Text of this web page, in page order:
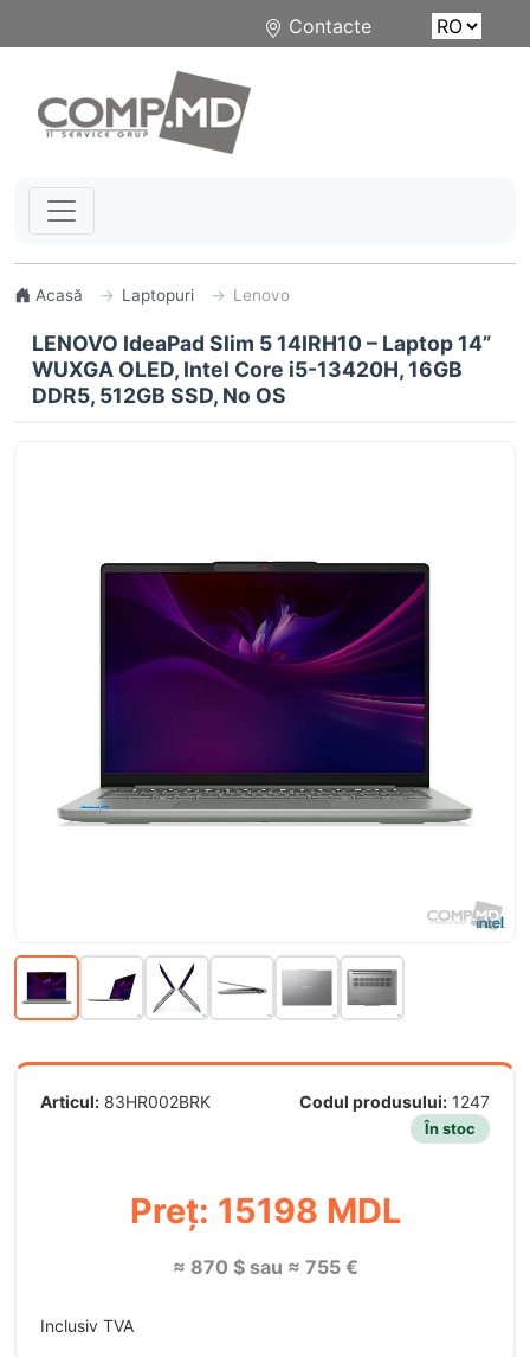
Contacte
Acasă Laptopuri Lenovo
LENOVO IdeaPad Slim 5 14IRH10 – Laptop 14”
WUXGA OLED, Intel Core i5-13420H, 16GB
DDR5, 512GB SSD, No OS
Articul: 83HR002BRK Codul produsului: 1247
În stoc
Preț: 15198 MDL
≈ 870 $ sau ≈ 755 €
Inclusiv TVA